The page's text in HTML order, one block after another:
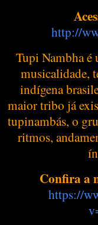
http://
Tupi Nambha é
musicalidade,
indígena
maior tribo já
tupinambás, o
ritmos,
Confira a
https://